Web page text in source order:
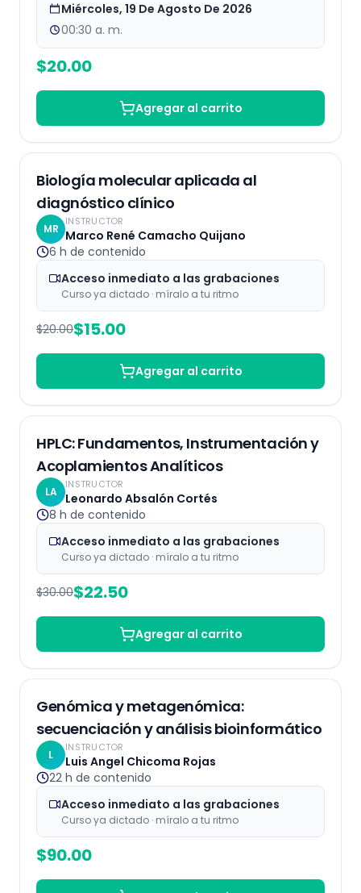
Miércoles, 19 De Agosto De 2026
00:30 a. m.
$20.00
Agregar al carrito
25% OFF Grabaciones
Biología molecular aplicada al
diagnóstico clínico
MR
INSTRUCTOR
Marco René Camacho Quijano
6 h de contenido
Acceso inmediato a las grabaciones
Curso ya dictado · míralo a tu ritmo
$20.00$15.00
Agregar al carrito
25% OFF Grabaciones
HPLC: Fundamentos, Instrumentación y
Acoplamientos Analíticos
LA
INSTRUCTOR
Leonardo Absalón Cortés
8 h de contenido
Acceso inmediato a las grabaciones
Curso ya dictado · míralo a tu ritmo
$30.00$22.50
Agregar al carrito
Genómica y metagenómica:
secuenciación y análisis bioinformático
L
INSTRUCTOR
Luis Angel Chicoma Rojas
22 h de contenido
Acceso inmediato a las grabaciones
Curso ya dictado · míralo a tu ritmo
$90.00